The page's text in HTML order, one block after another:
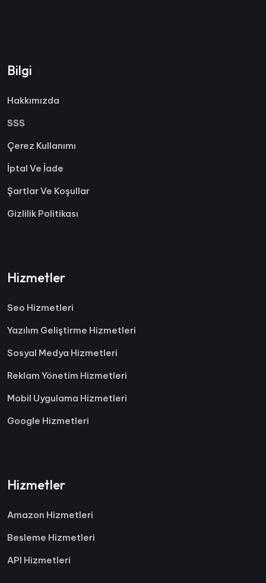
Bilgi
Hakkımızda
SSS
Çerez Kullanımı
İptal Ve İade
Şartlar Ve Koşullar
Gizlilik Politikası
Hizmetler
Seo Hizmetleri
Yazılım Geliştirme Hizmetleri
Sosyal Medya Hizmetleri
Reklam Yönetim Hizmetleri
Mobil Uygulama Hizmetleri
Google Hizmetleri
Hizmetler
Amazon Hizmetleri
Besleme Hizmetleri
API Hizmetleri